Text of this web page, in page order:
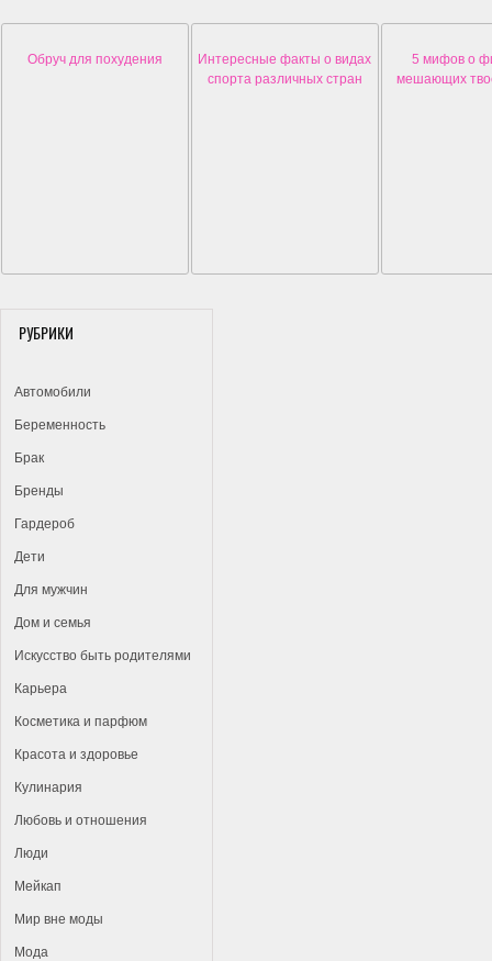
Обруч для похудения
Интересные факты о видах
спорта различных стран
5 мифов о
мешающих
РУБРИКИ
Автомобили
Беременность
Брак
Бренды
Гардероб
Дети
Для мужчин
Дом и семья
Искусство быть родителями
Карьера
Косметика и парфюм
Красота и здоровье
Кулинария
Любовь и отношения
Люди
Мейкап
Мир вне моды
Мода